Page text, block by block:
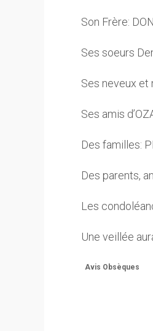
Son Frère:
Ses soeurs
Ses neveux et
Ses amis
Des familles:
Des parents,
Les
Une veillée
Avis Obsèques